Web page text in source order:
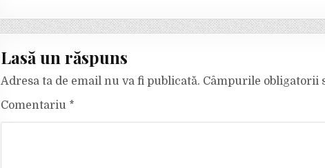
Lasă un răspuns
Adresa ta de email nu va fi publicată. Câmpurile obligatorii
Comentariu *